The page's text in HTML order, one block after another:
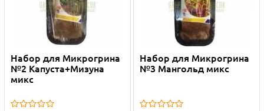
Набор для Микрогрина
№2 Капуста+Мизуна
микс
Набор для Микрогрина
№3 Мангольд микс